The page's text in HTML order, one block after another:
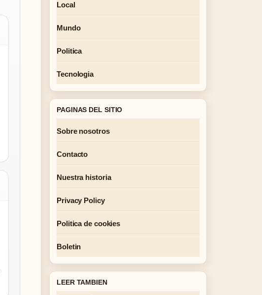
Local
Mundo
Politica
Tecnologia
PAGINAS DEL SITIO
Sobre nosotros
Contacto
Nuestra historia
Privacy Policy
Politica de cookies
Boletin
LEER TAMBIEN